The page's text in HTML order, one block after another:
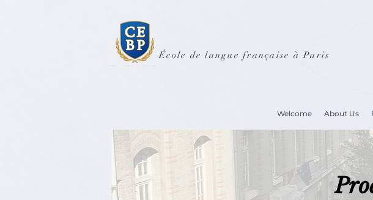
École de langue française à Paris
Welcome About Us